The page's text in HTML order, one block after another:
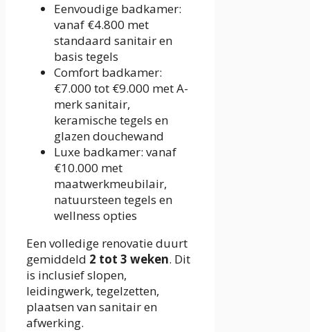
Eenvoudige badkamer:
vanaf €4.800 met
standaard sanitair en
basis tegels
Comfort badkamer:
€7.000 tot €9.000 met A-
merk sanitair,
keramische tegels en
glazen douchewand
Luxe badkamer: vanaf
€10.000 met
maatwerkmeubilair,
natuursteen tegels en
wellness opties
Een volledige renovatie duurt
gemiddeld 2 tot 3 weken. Dit
is inclusief slopen,
leidingwerk, tegelzetten,
plaatsen van sanitair en
afwerking.